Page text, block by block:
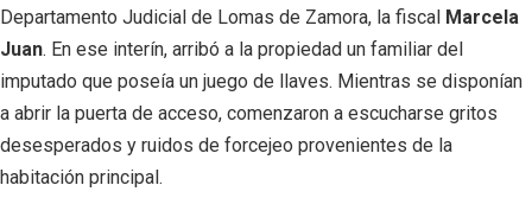
Departamento Judicial de Lomas de Zamora, la fiscal Marcela
Juan. En ese interín, arribó a la propiedad un familiar del
imputado que poseía un juego de llaves. Mientras se disponían
a abrir la puerta de acceso, comenzaron a escucharse gritos
desesperados y ruidos de forcejeo provenientes de la
habitación principal.